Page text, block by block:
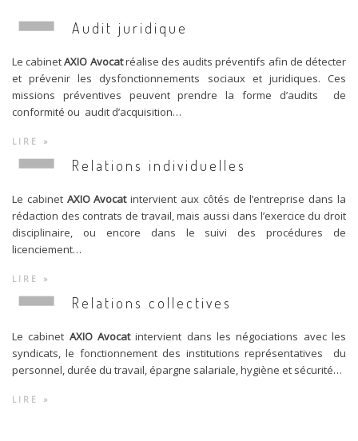
Audit juridique
Le cabinetAXIO Avocatréalise des audits préventifs afin de détecter
et prévenir les dysfonctionnements sociaux et juridiques. Ces
missions préventives peuvent prendre la forme d’audits de
conformité ou audit d’acquisition…
LIRE »
Relations individuelles
Le cabinet AXIO Avocatintervient aux côtés de l’entreprise dans la
rédaction des contrats de travail, mais aussi dans l’exercice du droit
disciplinaire, ou encore dans le suivi des procédures de
licenciement…
LIRE »
Relations collectives
Le cabinet AXIO Avocatintervient dans les négociations avec les
syndicats, le fonctionnement des institutions représentatives du
personnel, durée du travail, épargne salariale, hygiène et sécurité…
LIRE »